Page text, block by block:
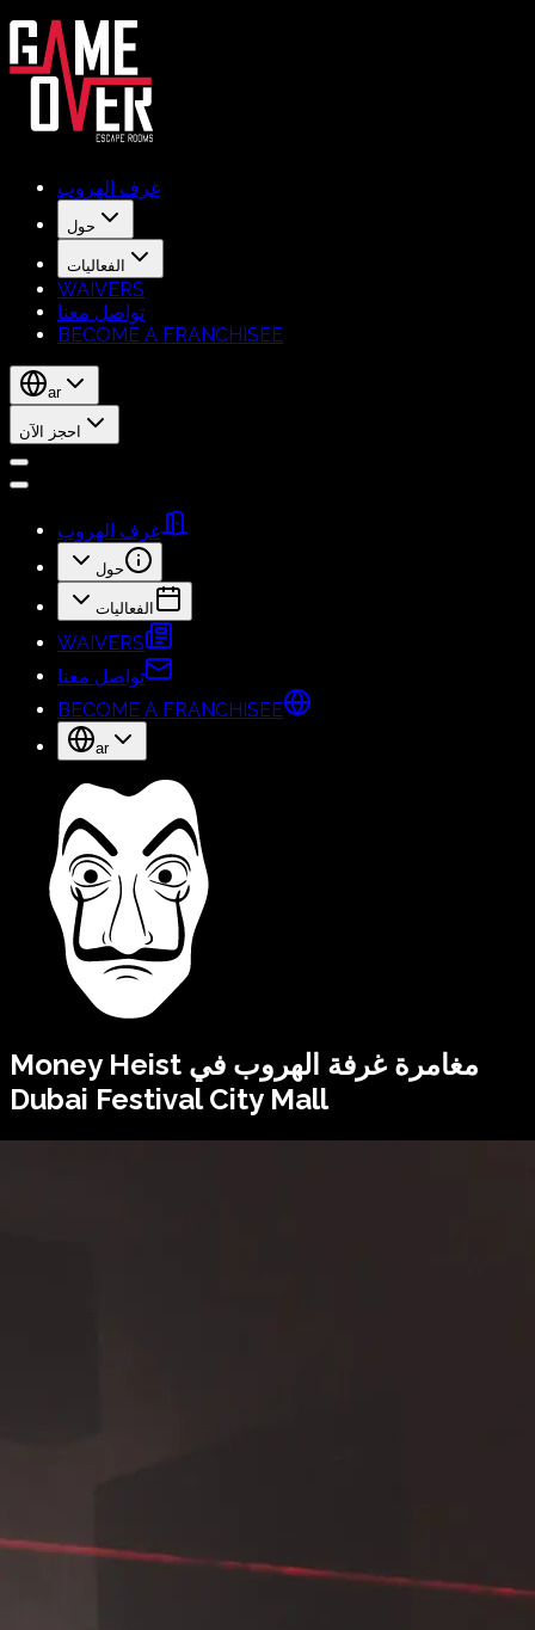
غرف الهروب
حول
الفعاليات
WAIVERS
تواصل معنا
BECOME A FRANCHISEE
ar
احجز الآن
غرف الهروب
حول
الفعاليات
WAIVERS
تواصل معنا
BECOME A FRANCHISEE
ar
Money Heist مغامرة غرفة الهروب في
Dubai Festival City Mall